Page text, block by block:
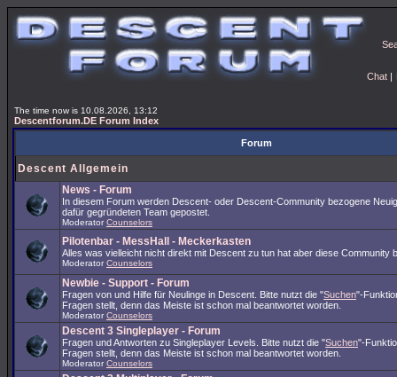
Chat |
The time now is 10.08.2026, 13:12
Descentforum.DE Forum Index
Forum
Descent Allgemein
News - Forum
In diesem Forum werden Descent- oder Descent-Community bezogene
dafür gegründeten Team gepostet.
Moderator Counselors
Pilotenbar - MessHall - Meckerkasten
Alles was vielleicht nicht direkt mit Descent zu tun hat aber diese Community
Moderator Counselors
Newbie - Support - Forum
Fragen von und Hilfe für Neulinge in Descent. Bitte nutzt die "Suchen"-
Fragen stellt, denn das Meiste ist schon mal beantwortet worden.
Moderator Counselors
Descent 3 Singleplayer - Forum
Fragen und Antworten zu Singleplayer Levels. Bitte nutzt die "Suchen"-
Fragen stellt, denn das Meiste ist schon mal beantwortet worden.
Moderator Counselors